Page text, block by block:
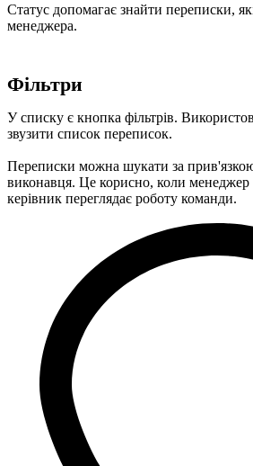
Статус допомагає знайти переписки,
менеджера.
Фільтри
У списку є кнопка фільтрів.
звузити список переписок.
Переписки можна шукати за
виконавця. Це корисно, коли менеджер
керівник переглядає роботу команди.